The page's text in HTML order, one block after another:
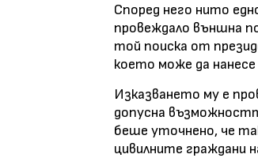
Според него нито
провеждало външна
той поиска от
което може да
Изказването му е
допусна
беше уточнено, че
цивилните граждани